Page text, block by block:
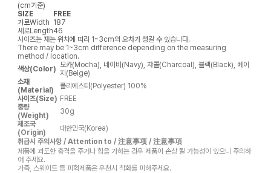
(cm기준)
SIZE
FREE
가로Width 187
세로Length46
사이즈는 재는 위치에 따라 1~3cm의 오차가 생길 수 있습니다.
There may be 1~3cm difference depending on the measuring
method / location.
색상(Color) 모카(Mocha), 네이비(Navy), 챠콜(Charcoal), 블랙(Black), 베이
지(Beige)
소재
(Material)
폴리에스터(Polyester) 100%
사이즈(Size) FREE
중량
(Weight)
30g
제조국
(Origin)
대한민국(Korea)
취급시 주의사항 / Attention to / 注意事项 / 注意事項
제품에 과도한 충격을 주거나 힘을 가하는 경우 제품이 손상 될 가능성이 있으니 주의하
여 주세요.
가죽, 스웨이드 등 피혁제품은 우천시 착화를 피해주세요.